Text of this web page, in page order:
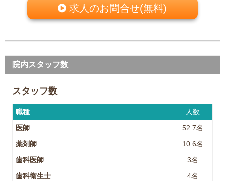
求人のお問合せ(無料)
院内スタッフ数
スタッフ数
職種
人数
医師
52.7名
薬剤師
10.6名
歯科医師
3名
歯科衛生士
4名